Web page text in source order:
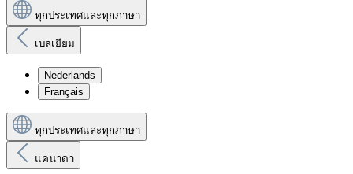
ทุกประเทศและทุกภาษา
เบลเยียม
Nederlands
Français
ทุกประเทศและทุกภาษา
แคนาดา